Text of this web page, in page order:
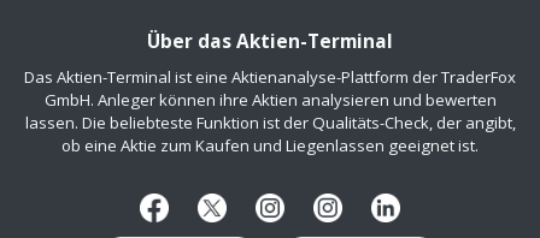
Über das Aktien-Terminal
Das Aktien-Terminal ist eine Aktienanalyse-Plattform der TraderFox
GmbH. Anleger können ihre Aktien analysieren und bewerten
lassen. Die beliebteste Funktion ist der Qualitäts-Check, der angibt,
ob eine Aktie zum Kaufen und Liegenlassen geeignet ist.